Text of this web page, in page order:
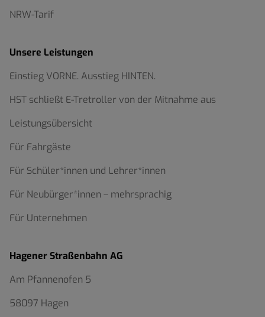
NRW-Tarif
Unsere Leistungen
Einstieg VORNE. Ausstieg HINTEN.
HST schließt E-Tretroller von der Mitnahme aus
Leistungsübersicht
Für Fahrgäste
Für Schüler*innen und Lehrer*innen
Für Neubürger*innen – mehrsprachig
Für Unternehmen
Hagener Straßenbahn AG
Am Pfannenofen 5
58097 Hagen